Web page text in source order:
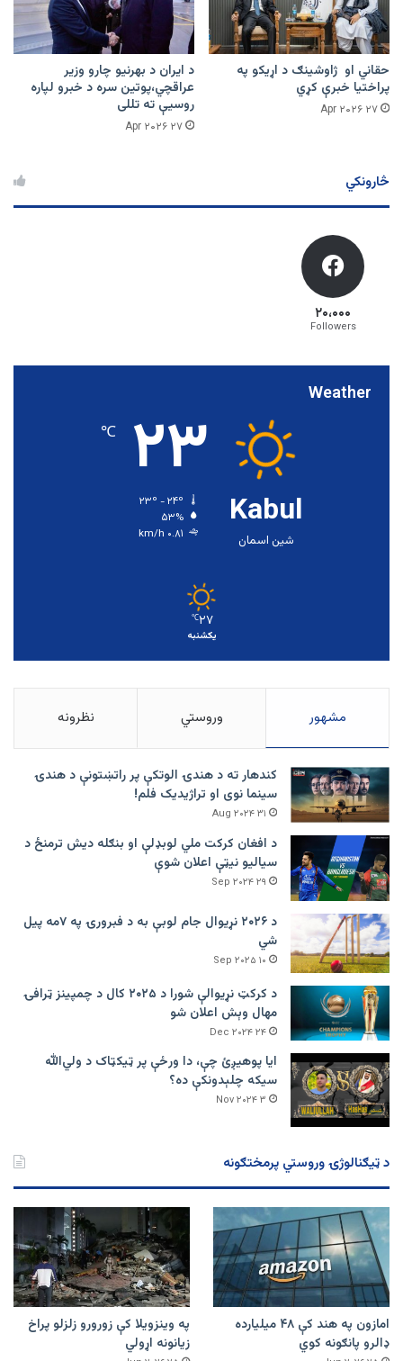
حقاني او ژاوشینګ د اړیکو په
پراختیا خبرې کړي
۲۷ Apr ۲۰۲۶
د ایران د بهرنیو چارو وزیر
عراقچي،پوتین سره د خبرو لپاره
روسیې ته تللی
۲۷ Apr ۲۰۲۶
څارونکي
۲۰،۰۰۰
Followers
Weather
Kabul
شین اسمان
۲۳ ℃
۵۳%
۰.۸۱ km/h
۲۷℃
یکشنبه
مشهور وروستي نظرونه
کندهار ته د هندۍ الوتکې پر راتښتونې د هندۍ
سینما نوی او تراژيديک فلم!
۳۱ Aug ۲۰۲۴
د افغان کرکت ملي لوبډلې او بنګله دیش ترمنځ د
سیالیو نیټې اعلان شوې
۲۹ Sep ۲۰۲۴
د ۲۰۲۶ نړیوال جام لوبې به د فبرورۍ په ۷مه پیل
شي
۱۰ Sep ۲۰۲۵
د کرکټ نړیوالې شورا د ۲۰۲۵ کال د چمپینز ټرافۍ
مهال وېش اعلان شو
۲۴ Dec ۲۰۲۴
ایا پوهیږئ چې، دا ورځې پر ټيکټاک د ولي‌الله
سیکه چلېدونکې ده؟
۳ Nov ۲۰۲۴
د ټیګنالوژۍ وروستي پرمختګونه
امازون په هند کې ۴۸ میلیارده
ډالرو پانګونه کوي
په وینزویلا کې زورورو زلزلو پراخ
زیانونه اړولي